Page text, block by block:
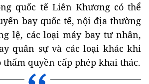
quốc tế Liên Khương có thể
bay quốc tế, nội địa thường
lệ, các loại máy bay tư nhân,
quân sự và các loại khác khi
thẩm quyền cấp phép khai thác.